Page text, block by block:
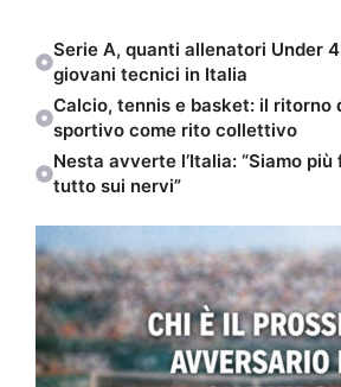
Serie A, quanti allenatori Under
giovani tecnici in Italia
Calcio, tennis e basket: il ritorno
sportivo come rito collettivo
Nesta avverte l’Italia: “Siamo
tutto sui nervi”